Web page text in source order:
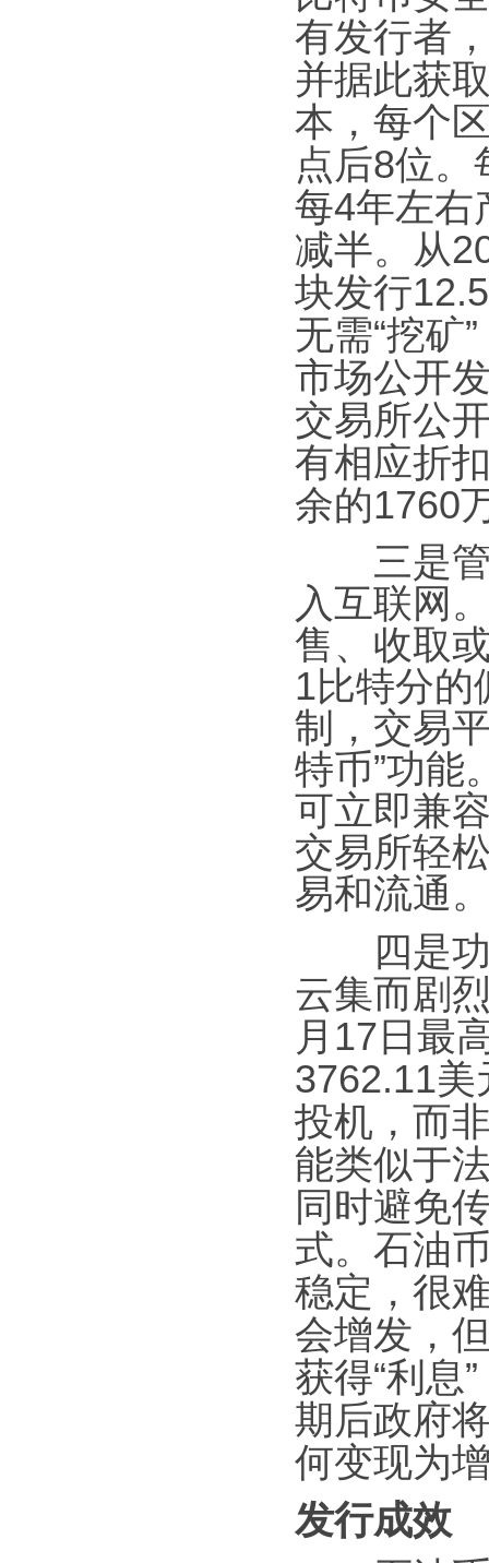
有发行者
并据此获
本，每个
点后8位
每4年左右
减半。从
块发行
无需“挖矿
市场公开
交易所公
有相应折
余的1760
三是管
入互联网
售、收取
1比特分的
制，交易
特币”功能
可立即兼
交易所轻
易和流通
四是
云集而剧
月17日最
3762.11
投机，而
能类似于
同时避免
式。石油
稳定，很
会增发，
获得“利息
期后政府
何变现为
发行成效